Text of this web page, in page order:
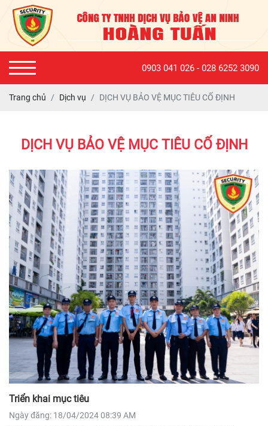
0903 041 026 - 028 6252 3090
Trang chủ Dịch vụ DỊCH VỤ BẢO VỆ MỤC TIÊU CỐ ĐỊNH
DỊCH VỤ BẢO VỆ MỤC TIÊU CỐ ĐỊNH
Triển khai mục tiêu
Ngày đăng: 18/04/2024 08:39 AM